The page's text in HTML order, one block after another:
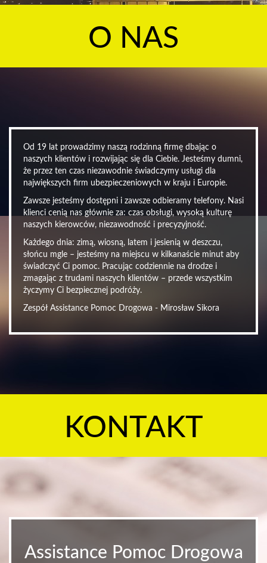
O NAS
Od 19 lat prowadzimy naszą rodzinną firmę dbając o
naszych klientów i rozwijając się dla Ciebie. Jesteśmy dumni,
że przez ten czas niezawodnie świadczymy usługi dla
największych firm ubezpieczeniowych w kraju i Europie.
Zawsze jesteśmy dostępni i zawsze odbieramy telefony. Nasi
klienci cenią nas głównie za: czas obsługi, wysoką kulturę
naszych kierowców, niezawodność i precyzyjność.
Każdego dnia: zimą, wiosną, latem i jesienią w deszczu,
słońcu mgle – jesteśmy na miejscu w kilkanaście minut aby
świadczyć Ci pomoc. Pracując codziennie na drodze i
zmagając z trudami naszych klientów – przede wszystkim
życzymy Ci bezpiecznej podróży.
Zespół Assistance Pomoc Drogowa - Mirosław Sikora
KONTAKT
Assistance Pomoc Drogowa